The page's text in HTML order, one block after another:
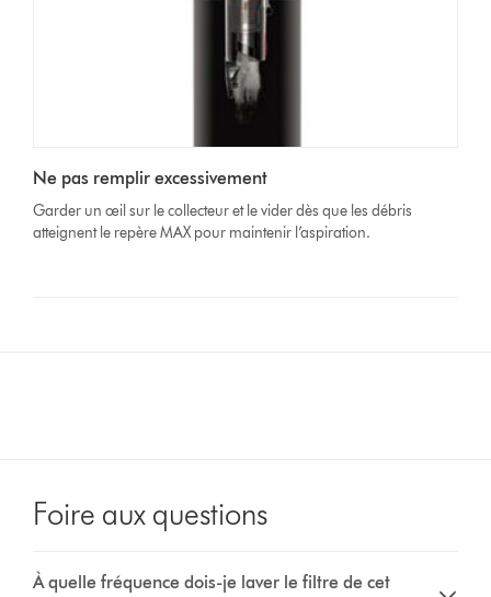
Ne pas remplir excessivement
Garder un œil sur le collecteur et le vider dès que les débris
atteignent le repère MAX pour maintenir l’aspiration.
Foire aux questions
À quelle fréquence dois-je laver le filtre de cet